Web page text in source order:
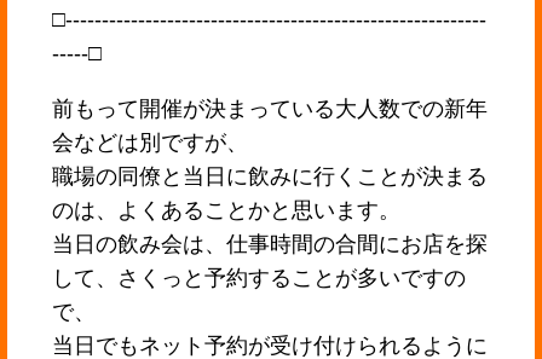
□----------------------------------------------------------
-----□
前もって開催が決まっている大人数での新年
会などは別ですが、
職場の同僚と当日に飲みに行くことが決まる
のは、よくあることかと思います。
当日の飲み会は、仕事時間の合間にお店を探
して、さくっと予約することが多いですの
で、
当日でもネット予約が受け付けられるように